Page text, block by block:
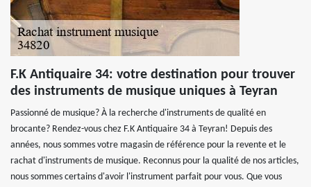
F.K Antiquaire 34: votre destination pour trouver
des instruments de musique uniques à Teyran
Passionné de musique? À la recherche d'instruments de qualité en
brocante? Rendez-vous chez F.K Antiquaire 34 à Teyran! Depuis des
années, nous sommes votre magasin de référence pour la revente et le
rachat d'instruments de musique. Reconnus pour la qualité de nos articles,
nous sommes certains d'avoir l'instrument parfait pour vous. Que vous